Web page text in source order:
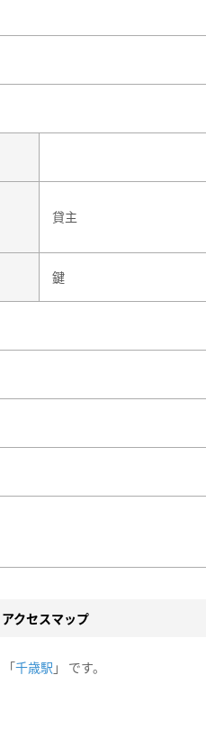
貸主
鍵
アクセスマップ
「千歳駅 」 です。